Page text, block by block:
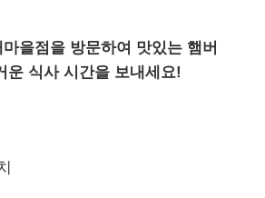
을점을 방문하여 맛있는 햄버
운 식사 시간을 보내세요!